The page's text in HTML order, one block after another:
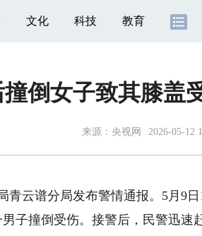
文化 科技 教育
倒女子致其膝盖
来源： 央视网 2026-05-12
青云谱分局发布警情通报。5月9日
子撞倒受伤。接警后，民警迅速